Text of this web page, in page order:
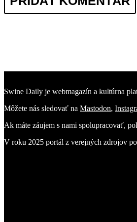
Swine Daily je webmagazín a kultúrna
Môžete nás sledovať na Mastodon,
Ak máte záujem s nami spolupracovať,
V roku 2025 portál z verejných zdrojov